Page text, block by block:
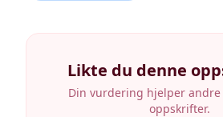
Likte du denne
Din vurdering hjelper
oppskrifter.